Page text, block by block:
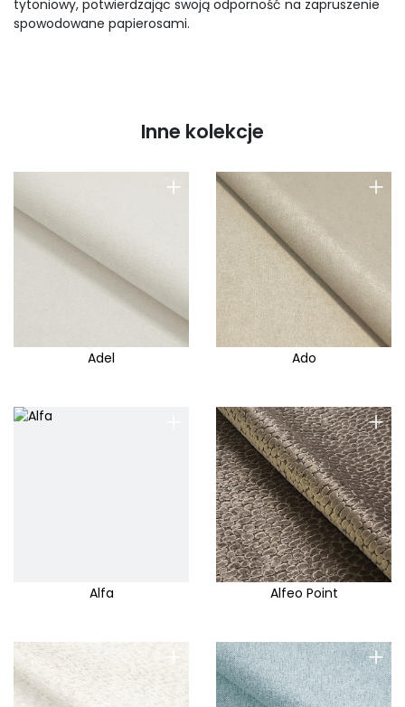
tytoniowy, potwierdzając swoją odporność na zapruszenie
spowodowane papierosami.
Inne kolekcje
+
Adel
+
Ado
Alfa
+
Alfeo Point
+ +